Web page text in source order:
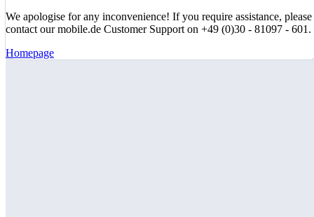
We apologise for any inconvenience! If you require assistance, please
contact our mobile.de Customer Support on +49 (0)30 - 81097 - 601.
Homepage